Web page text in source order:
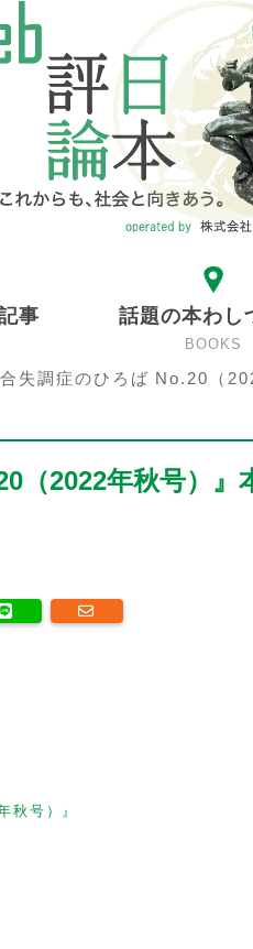
事 話題の本わし
BOOKS
合失調症のひろば No.20（
（2022年秋号）』
秋号）』